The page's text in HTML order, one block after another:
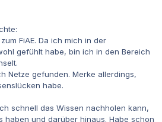
FiAE. Da ich mich in der
gefühlt habe, bin ich in den Bereich
Netze gefunden. Merke allerdings,
habe.
schnell das Wissen nachholen kann,
haben und darüber hinaus. Habe schon